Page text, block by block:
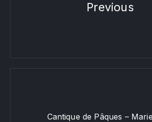
Previous
Cantique de Pâques –